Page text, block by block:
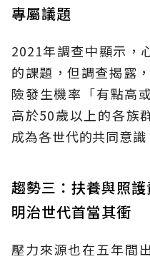
專屬議題
2021年調查中顯示，
的課題，但調查揭露
險發生機率「有點高
高於50歲以上的各族
成為各世代的共同意識
趨勢三：扶養與照
明治世代首當其衝
壓力來源也在五年間